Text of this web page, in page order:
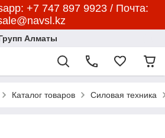
+7 747 897 9923 / Почта:
Алматы
Каталог товаров Силовая техника